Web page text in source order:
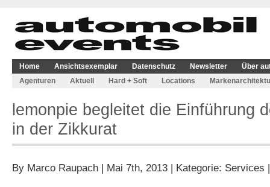
Home Ansichtsexemplar Datenschutz Newsletter
Über
Agenturen
Aktuell Hard + Soft Locations
lemonpie begleitet die Einführung
in der Zikkurat
By Marco Raupach | Mai 7th, 2013 | Kategorie: Services